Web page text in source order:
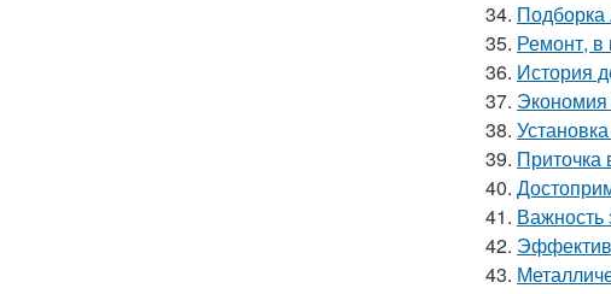
34. Подборка
35. Ремонт,
36. История
37. Экономия
38.
39. Приточка
40.
41. Важность
42.
43.